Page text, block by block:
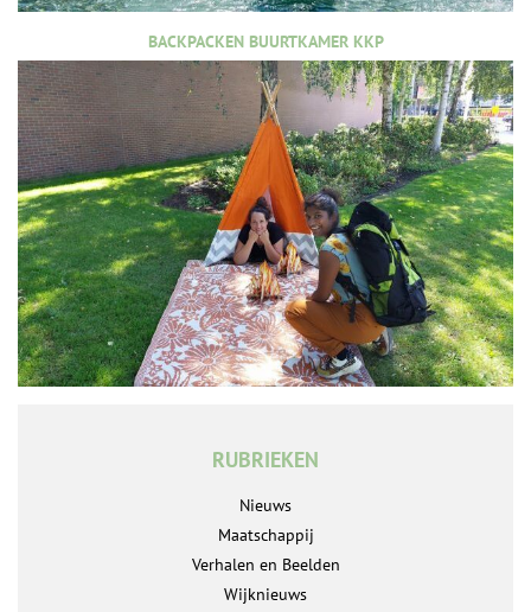
BACKPACKEN BUURTKAMER KKP
RUBRIEKEN
Nieuws
Maatschappij
Verhalen en Beelden
Wijknieuws